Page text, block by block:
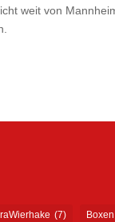
weit von
(7) Boxen